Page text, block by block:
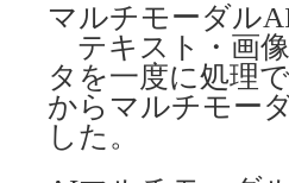
マルチモーダル
テキスト・画
タを一度に処理
からマルチモー
した。